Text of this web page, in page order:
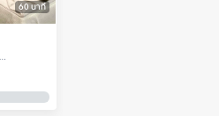
60นาที